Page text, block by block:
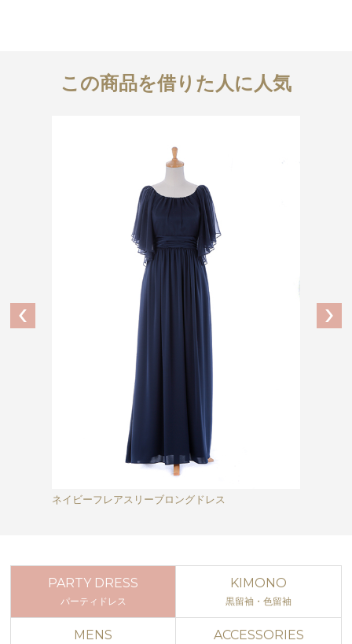
この商品を借りた人に人気
ネイビーフレアスリーブロングドレス
PARTY DRESS
パーティドレス
KIMONO
黒留袖・色留袖
MENS ACCESSORIES